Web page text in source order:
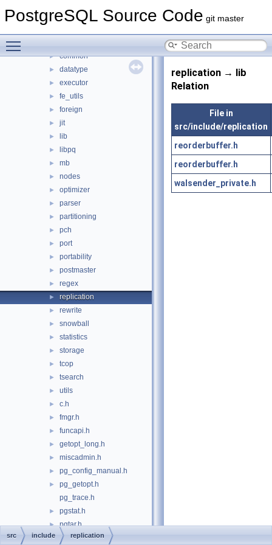
PostgreSQL Source Code git master
► bootstrap
► common
► datatype
► executor
► fe_utils
► foreign
► jit
► lib
► libpq
► mb
► nodes
► optimizer
► parser
► partitioning
► pch
► port
► portability
► postmaster
► regex
► replication
► rewrite
► snowball
► statistics
► storage
► tcop
► tsearch
► utils
► c.h
► fmgr.h
► funcapi.h
► getopt_long.h
► miscadmin.h
► pg_config_manual.h
►
pg_getopt.h
pg_trace.h
► pgstat.h
► pgtar.h
► pgtime.h
replication → lib
Relation
File in
src/include/replication
reorderbuffer.h
reorderbuffer.h
walsender_private.h
src include replication